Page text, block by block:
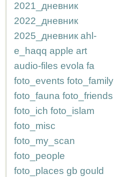
2021_дневник
2022_дневник
2025_дневник ahl-
e_haqq apple art
audio-files evola fa
foto_events foto_family
foto_fauna foto_friends
foto_ich foto_islam
foto_misc
foto_my_scan
foto_people
foto_places gb gould